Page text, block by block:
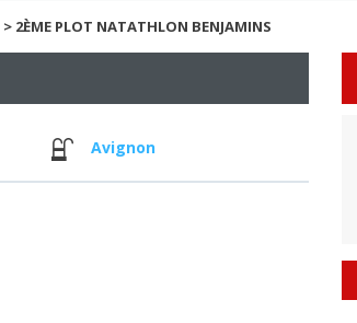
> 2ÈME PLOT NATATHLON BENJAMINS
Avignon